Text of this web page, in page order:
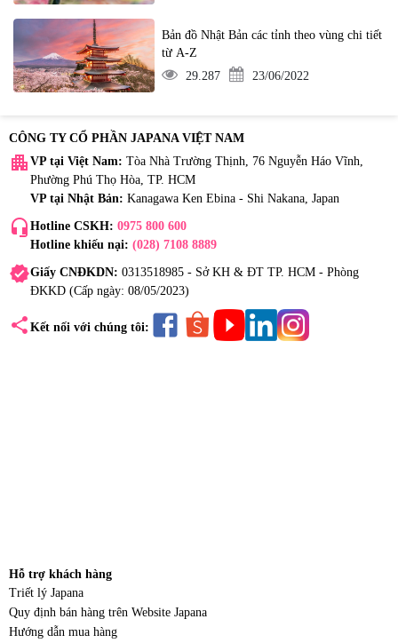
Bản đồ Nhật Bản các tỉnh theo vùng chi tiết
từ A-Z
29.287
23/06/2022
CÔNG TY CỔ PHẦN JAPANA VIỆT NAM
apartment VP tại Việt Nam: Tòa Nhà Trường Thịnh, 76 Nguyễn Háo Vĩnh,
Phường Phú Thọ Hòa, TP. HCM
VP tại Nhật Bản: Kanagawa Ken Ebina - Shi Nakana, Japan
headset_mic Hotline CSKH: 0975 800 600
Hotline khiếu nại: (028) 7108 8889
verifiedGiấy CNĐKDN: 0313518985 - Sở KH & ĐT TP. HCM - Phòng
ĐKKD (Cấp ngày: 08/05/2023)
share Kết nối với chúng tôi:
Hỗ trợ khách hàng
Triết lý Japana
Quy định bán hàng trên Website Japana
Hướng dẫn mua hàng